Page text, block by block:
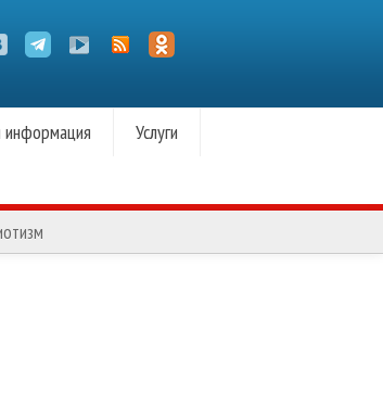
информация
Услуги